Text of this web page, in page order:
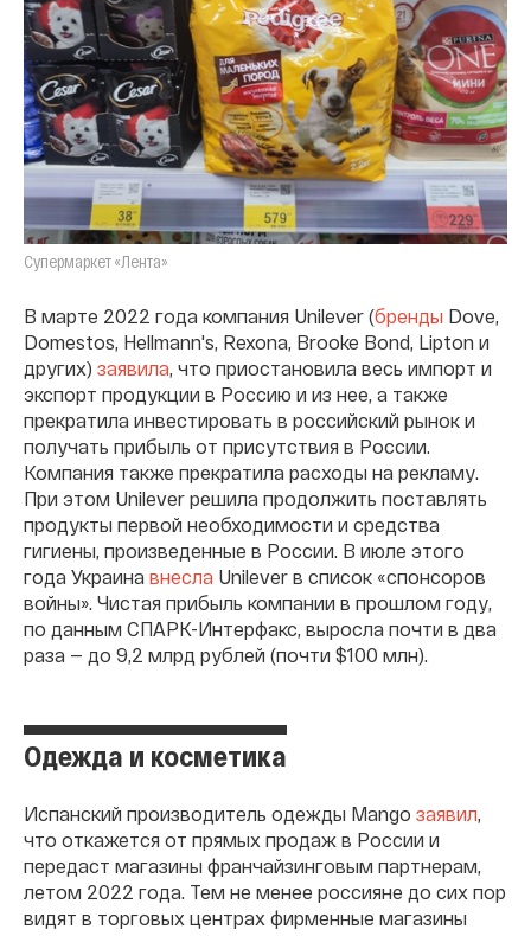
Супермаркет «Лента»
В марте 2022 года компания Unilever (бренды Dove,
Domestos, Hellmann's, Rexona, Brooke Bond, Lipton и
других) заявила , что приостановила весь импорт и
экспорт продукции в Россию и из нее, а также
прекратила инвестировать в российский рынок и
получать прибыль от присутствия в России.
Компания также прекратила расходы на рекламу.
При этом Unilever решила продолжить поставлять
продукты первой необходимости и средства
гигиены, произведенные в России. В июле этого
года Украина внесла Unilever в список «спонсоров
войны». Чистая прибыль компании в прошлом году,
по данным СПАРК-Интерфакс, выросла почти в два
раза — до 9,2 млрд рублей (почти $100 млн).
Одежда и косметика
Испанский производитель одежды Mango заявил
что откажется от прямых продаж в России и
передаст магазины франчайзинговым партнерам,
летом 2022 года. Тем не менее россияне до сих пор
видят в торговых центрах фирменные магазины